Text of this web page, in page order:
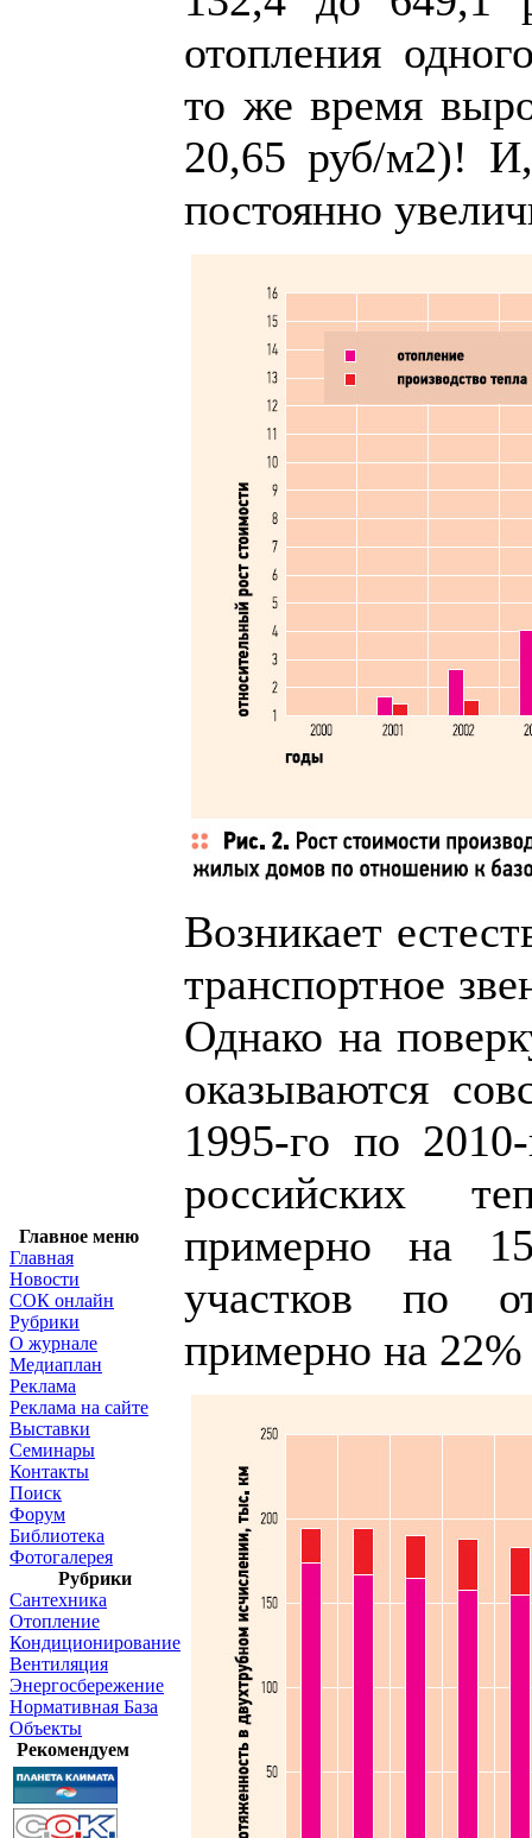
Главное меню
Главная
Новости
СОК онлайн
Рубрики
О журнале
Медиаплан
Реклама
Реклама на сайте
Выставки
Семинары
Контакты
Поиск
Форум
Библиотека
Фотогалерея
Рубрики
Сантехника
Отопление
Кондиционирование
Вентиляция
Энергосбережение
Нормативная База
Объекты
Рекомендуем
отопления
то же время
20,65 руб/м2)! И,
постоянно
Возникает
транспортное
Однако на
оказываются
1995-го по
российских
примерно на
участков по
примерно на